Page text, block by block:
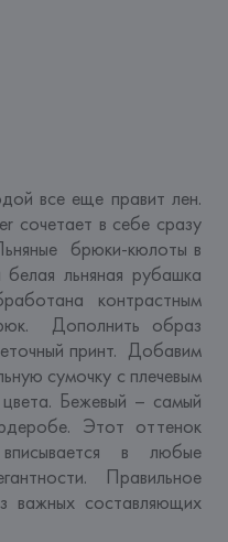
все еще правит лен.
сочетает в себе сразу
брюки-кюлоты в
льняная рубашка
контрастным
Дополнить образ
принт.  Добавим
сумочку с плечевым
Бежевый – самый
Этот оттенок
в любые
Правильное
важных составляющих